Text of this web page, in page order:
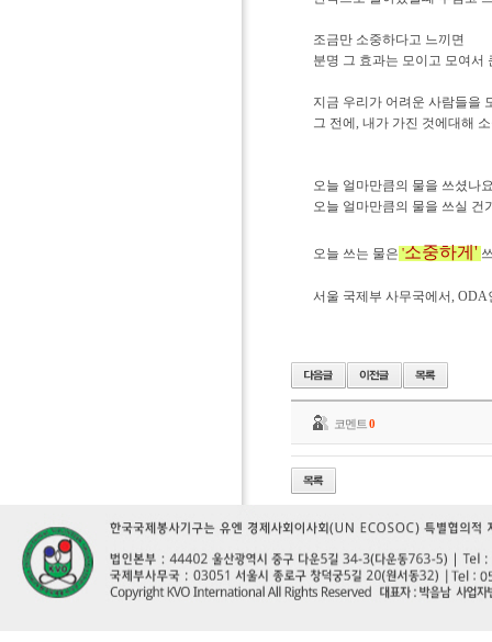
조금만 소중하다고 느끼면
분명 그 효과는 모이고 모여서
지금 우리가 어려운 사람들을
그 전에, 내가 가진 것에대해
오늘 얼마만큼의 물을 쓰셨나
오늘 얼마만큼의 물을 쓰실 건
오늘 쓰는 물은 '소중하게'
서울 국제부 사무국에서, ODA
코멘트 0